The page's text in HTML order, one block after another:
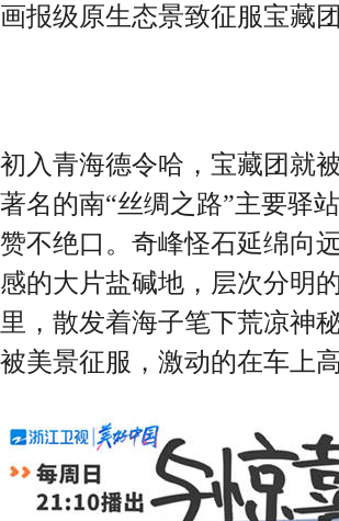
画报级原生态景致征服宝藏
初入青海德令哈，宝藏团就
著名的南“丝绸之路”主要驿
赞不绝口。奇峰怪石延绵向
感的大片盐碱地，层次分明
里，散发着海子笔下荒凉神
被美景征服，激动的在车上